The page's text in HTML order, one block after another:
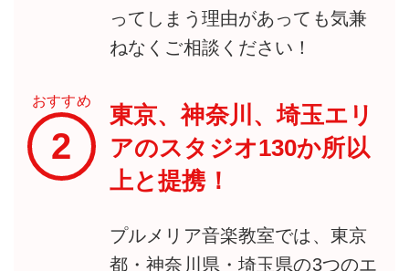
ってしまう理由があっても気兼
ねなくご相談ください！
おすすめ
2
東京、神奈川、埼玉エリ
アのスタジオ130か所以
上と提携！
プルメリア音楽教室では、東京
都・神奈川県・埼玉県の3つのエ